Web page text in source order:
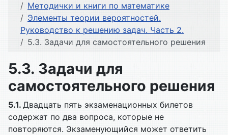
Методички и книги по математике
Элементы теории вероятностей.
Руководство к решению задач. Часть 2.
5.3. Задачи для самостоятельного решения
5.3. Задачи для
самостоятельного решения
5.1. Двадцать пять экзаменационных билетов
содержат по два вопроса, которые не
повторяются. Экзаменующийся может ответить